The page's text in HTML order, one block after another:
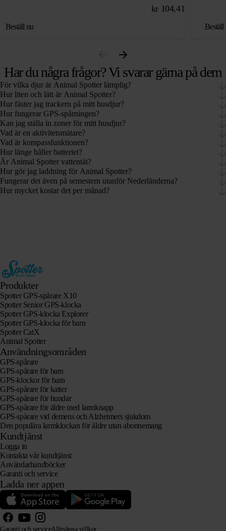
kr104,41
Beställ nu Beställ
Har du några frågor? Vi svarar gärna på dem
För vilka djur är Animal Spotter lämplig?
Hur liten och lätt är Animal Spotter?
Hur fäster jag trackern på mitt husdjur?
Hur fungerar GPS-spårningen?
Kan jag ställa in zoner för mitt husdjur?
Vad är en aktivitetsmätare?
Vad är kompassfunktionen?
Hur länge håller batteriet?
Är Animal Spotter vattentät?
Hur gör jag laddning för Animal Spotter?
Fungerar det även på semestern utanför Nederländerna?
Hur mycket kostar det per månad?
Produkter
Spotter GPS-spårare X10
Spotter Senior GPS-klocka
Spotter GPS-klocka Explorer
Spotter GPS-klocka för barn
Spotter CatX
Animal Spotter
Användningsområden
GPS-spårare
GPS-spårare för barn
GPS-klockor för barn
GPS-spårare för katter
GPS-spårare för hundar
GPS-spårare för äldre med larmknapp
GPS-spårare vid demens och Alzheimers sjukdom
Den populära larmklockan för äldre utan abonnemang
Kundtjänst
Logga in
Kontakta vår kundtjänst
Användarhandböcker
Garanti och service
Ladda ner appen
Garanti och serviceAllmänna villkor